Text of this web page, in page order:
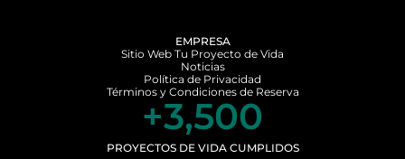
EMPRESA
Sitio Web Tu Proyecto de Vida
Noticias
Política de Privacidad
Términos y Condiciones de Reserva
PROYECTOS DE VIDA CUMPLIDOS
+3,500